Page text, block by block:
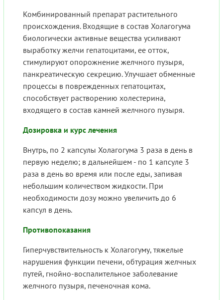
Комбинированный препарат растительного
происхождения. Входящие в состав Холагогума
биологически активные вещества усиливают
выработку желчи гепатоцитами, ее отток,
стимулируют опорожнение желчного пузыря,
панкреатическую секрецию. Улучшает обменные
процессы в поврежденных гепатоцитах,
способствует растворению холестерина,
входящего в состав камней желчного пузыря.
Дозировка и курс лечения
Внутрь, по 2 капсулы Холагогума 3 раза в день в
первую неделю; в дальнейшем - по 1 капсуле 3
раза в день во время или после еды, запивая
небольшим количеством жидкости. При
необходимости дозу можно увеличить до 6
капсул в день.
Противопоказания
Гиперчувствительность к Холагогуму, тяжелые
нарушения функции печени, обтурация желчных
путей, гнойно-воспалительное заболевание
желчного пузыря, печеночная кома.